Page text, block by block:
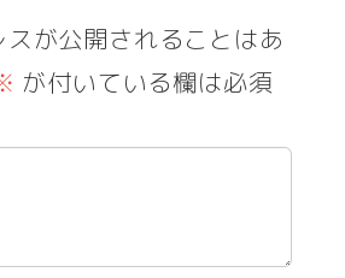
が公開されることはあ
が付いている欄は必須